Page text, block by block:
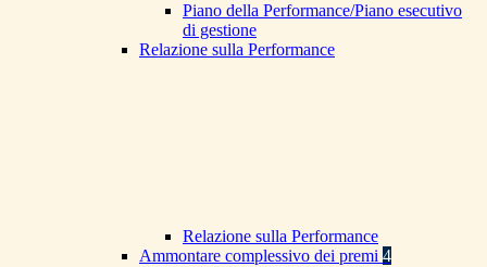
Piano della Performance/Piano esecutivo
di gestione
Relazione sulla Performance
Relazione sulla Performance
Ammontare complessivo dei premi 4